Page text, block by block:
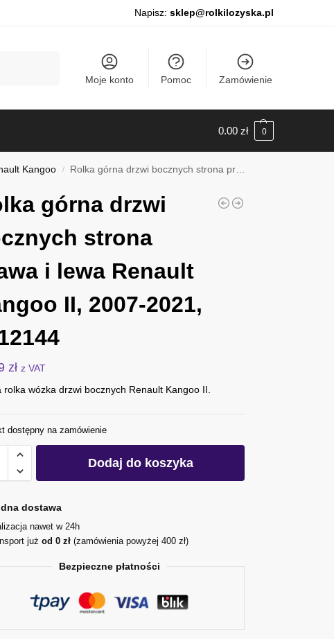
Napisz: sklep@rolkilozyska.pl
Moje konto Pomoc Zamówienie
0.00 zł 0
Kangoo / Rolka górna drzwi bocznych strona prawa i lewa Renault Kangoo II, 2007-2021, 0112144
górna drzwi
strona
i lewa Renault
II, 2007-2021,
zł z VAT
rolka wózka drzwi bocznych Renault Kangoo II.
dostępny na zamówienie
Dodaj do koszyka
dostawa
nawet w 24h
jużod 0 zł (zamówienia powyżej 400 zł)
Bezpieczne płatności